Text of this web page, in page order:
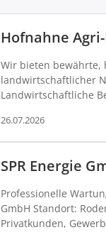
Hofnahne
Wir bieten bewährte,
landwirtschaftlicher
Landwirtschaftliche
26.07.2026
SPR Energie
Professionelle
GmbH Standort:
Privatkunden,